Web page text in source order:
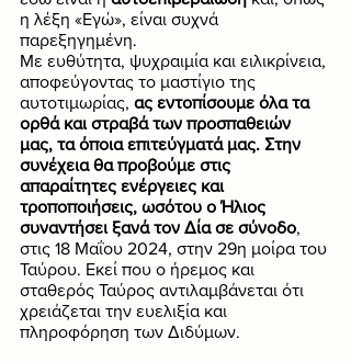
η λέξη «Εγώ», είναι συχνά
παρεξηγημένη.
Με ευθύτητα, ψυχραιμία και ειλικρίνεια,
αποφεύγοντας το μαστίγιο της
αυτοτιμωρίας, ας εντοπίσουμε όλα τα
ορθά και στραβά των προσπαθειών
μας, τα όποια επιτεύγματά μας. Στην
συνέχεια θα προβούμε στις
απαραίτητες ενέργειες και
τροποποιήσεις, ωσότου ο Ήλιος
συναντήσει ξανά τον Δία σε σύνοδο,
στις 18 Μαΐου 2024, στην 29η μοίρα του
Ταύρου. Εκεί που ο ήρεμος και
σταθερός Ταύρος αντιλαμβάνεται ότι
χρειάζεται την ευελιξία και
πληροφόρηση των Διδύμων.